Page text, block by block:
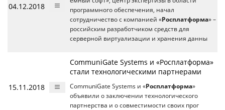
04.12.2018
программного обеспечения, начал
сотрудничество с компанией «Росплатформа» –
российским разработчиком средств для
серверной виртуализации и хранения данны
15.11.2018
CommuniGate Systems и «Росплатформа»
стали технологическими партнерами
CommuniGate Systems и «Росплатформа»
объявили о заключении технологического
партнерства и о совместимости своих прог